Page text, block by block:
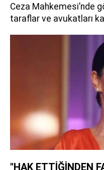
Ceza Mahkemesi’nde
taraflar ve avukatları
"HAK ETTİĞİNDEN